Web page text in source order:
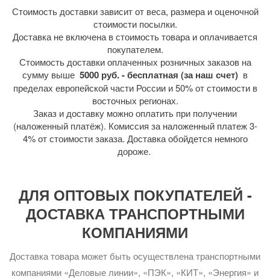
Стоимость доставки зависит от веса, размера и оценочной
стоимости посылки.
Доставка не включена в стоимость товара и оплачивается
покупателем.
Стоимость доставки оплаченных розничных заказов на
сумму выше 5000 руб. - бесплатная (за наш счет) в
пределах европейской части России и 50% от стоимости в
восточных регионах.
Заказ и доставку можно оплатить при получении
(наложенный платёж). Комиссия за наложенный платеж 3-
4% от стоимости заказа. Доставка обойдется немного
дороже.
ДЛЯ ОПТОВЫХ ПОКУПАТЕЛЕЙ -
ДОСТАВКА ТРАНСПОРТНЫМИ
КОМПАНИЯМИ
Доставка товара может быть осуществлена транспортными
компаниями «Деловые линии», «ПЭК», «КИТ», «Энергия» и